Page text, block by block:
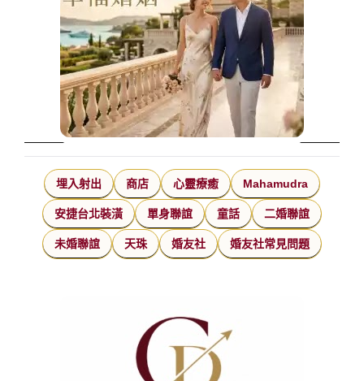
埋入射出 商店 心靈療癒 Mahamudra
安捷台北裝潢 單身聯誼 童話 二婚聯誼
未婚聯誼 天珠 婚友社 婚友社常見問題